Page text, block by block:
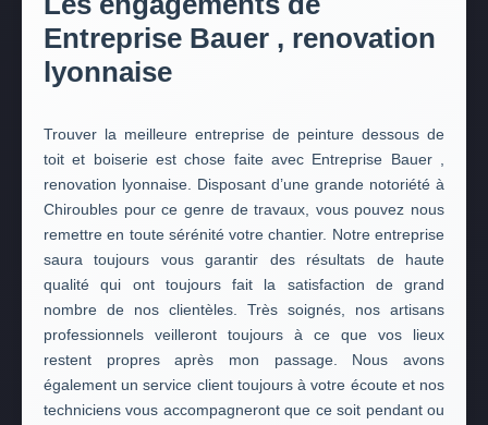
Entreprise Bauer , renovation
lyonnaise
Trouver la meilleure entreprise de peinture dessous de
toit et boiserie est chose faite avec Entreprise Bauer ,
renovation lyonnaise. Disposant d’une grande notoriété à
Chiroubles pour ce genre de travaux, vous pouvez nous
remettre en toute sérénité votre chantier. Notre entreprise
saura toujours vous garantir des résultats de haute
qualité qui ont toujours fait la satisfaction de grand
nombre de nos clientèles. Très soignés, nos artisans
professionnels veilleront toujours à ce que vos lieux
restent propres après mon passage. Nous avons
également un service client toujours à votre écoute et nos
techniciens vous accompagneront que ce soit pendant ou